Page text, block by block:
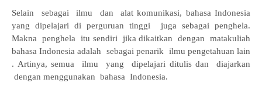
Selain sebagai ilmu dan alat komunikasi, bahasa Indonesia
yang dipelajari di perguruan tinggi juga sebagai penghela.
Makna penghela itu sendiri jika dikaitkan dengan matakuliah
bahasa Indonesia adalah sebagai penarik ilmu pengetahuan lain
. Artinya, semua ilmu yang dipelajari ditulis dan diajarkan
dengan menggunakan bahasa Indonesia.